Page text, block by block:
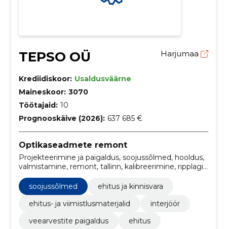
TEPSO OÜ Harjumaa
Krediidiskoor: Usaldusväärne
Maineskoor: 3070
Töötajaid: 10
Prognooskäive (2026): 637 685 €
Optikaseadmete remont
Projekteerimine ja paigaldus, soojussõlmed, hooldus,
valmistamine, remont, tallinn, kalibreerimine, ripplagi,
soojussõlmed
ehitus ja kinnisvara
ehitus- ja viimistlusmaterjalid
interjöör
veearvestite paigaldus
ehitus